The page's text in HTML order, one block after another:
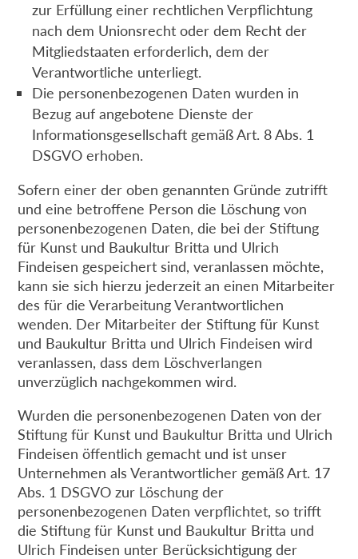
zur Erfüllung einer rechtlichen Verpflichtung
nach dem Unionsrecht oder dem Recht der
Mitgliedstaaten erforderlich, dem der
Verantwortliche unterliegt.
Die personenbezogenen Daten wurden in
Bezug auf angebotene Dienste der
Informationsgesellschaft gemäß Art. 8 Abs. 1
DSGVO erhoben.
Sofern einer der oben genannten Gründe zutrifft
und eine betroffene Person die Löschung von
personenbezogenen Daten, die bei der Stiftung
für Kunst und Baukultur Britta und Ulrich
Findeisen gespeichert sind, veranlassen möchte,
kann sie sich hierzu jederzeit an einen Mitarbeiter
des für die Verarbeitung Verantwortlichen
wenden. Der Mitarbeiter der Stiftung für Kunst
und Baukultur Britta und Ulrich Findeisen wird
veranlassen, dass dem Löschverlangen
unverzüglich nachgekommen wird.
Wurden die personenbezogenen Daten von der
Stiftung für Kunst und Baukultur Britta und Ulrich
Findeisen öffentlich gemacht und ist unser
Unternehmen als Verantwortlicher gemäß Art. 17
Abs. 1 DSGVO zur Löschung der
personenbezogenen Daten verpflichtet, so trifft
die Stiftung für Kunst und Baukultur Britta und
Ulrich Findeisen unter Berücksichtigung der